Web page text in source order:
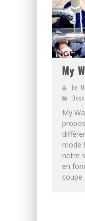
My
En
My
mode
notre
en
coupe